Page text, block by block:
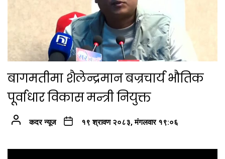
बागमतीमा शैलेन्द्रमान बज्रचार्य भौतिक
पूर्वाधार विकास मन्त्री नियुक्त
कदर न्यूज १९ श्रावण २०८३, मंगलवार १९:०६